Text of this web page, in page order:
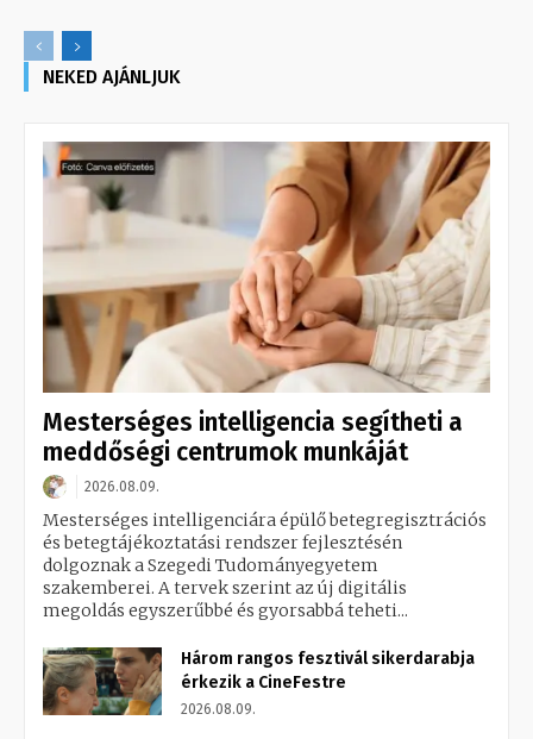
NEKED AJÁNLJUK
Mesterséges intelligencia segítheti a
meddőségi centrumok munkáját
2026.08.09.
Mesterséges intelligenciára épülő betegregisztrációs
és betegtájékoztatási rendszer fejlesztésén
dolgoznak a Szegedi Tudományegyetem
szakemberei. A tervek szerint az új digitális
megoldás egyszerűbbé és gyorsabbá teheti...
Három rangos fesztivál sikerdarabja
érkezik a CineFestre
2026.08.09.